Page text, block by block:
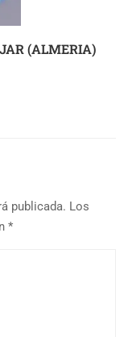
(ALMERIA)
publicada. Los
*